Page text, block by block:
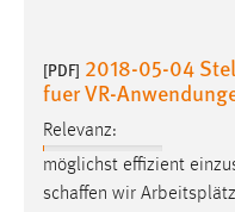
[PDF] 2018-05-04
fuer VR-
Relevanz:
möglichst effizient
schaffen wir